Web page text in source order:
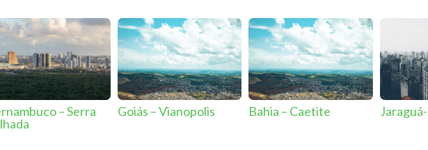
– Serra
Goiás – Vianopolis Bahia – Caetite